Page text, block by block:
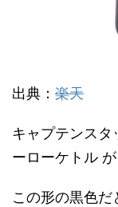
出典： 楽天
キャプテンスタ
ーローケトル
この形の黒色だ